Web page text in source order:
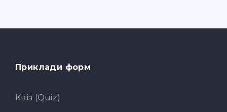
Приклади форм
Квіз (Quiz)